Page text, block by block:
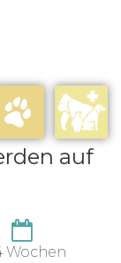
auf
Wochen